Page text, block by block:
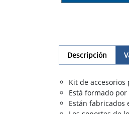
Descripción
Kit de
Está formado
Están fabricados